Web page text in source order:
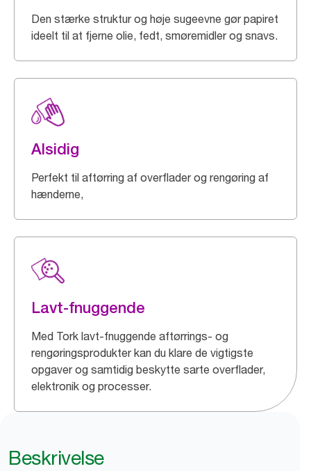
Den stærke struktur og høje sugeevne gør papiret
ideelt til at fjerne olie, fedt, smøremidler og snavs.
Alsidig
Perfekt til aftørring af overflader og rengøring af
hænderne,
Lavt-fnuggende
Med Tork lavt-fnuggende aftørrings- og
rengøringsprodukter kan du klare de vigtigste
opgaver og samtidig beskytte sarte overflader,
elektronik og processer.
Beskrivelse